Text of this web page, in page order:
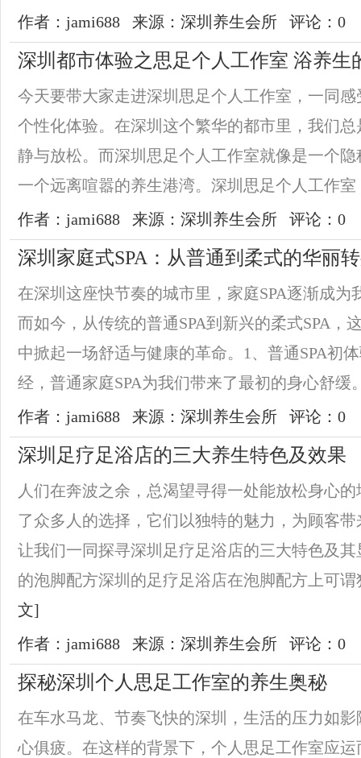
作者：jami688
来源：深圳养生会所 评论：0
深圳都市体验之思足个人工作室 浴养生
今天要带大家走进深圳思足个人工作室，一同
个性化体验。在深圳这个繁华的都市里，我们
静与放松。而深圳思足个人工作室就像是一个
一个远离喧嚣的养生港湾。深圳思足个人工作室
作者：jami688
来源：深圳养生会所 评论：0
深圳家庭式SPA：从普通到柔式的华丽
在深圳这座快节奏的城市里，家庭SPA逐渐成为
而如今，从传统的普通SPA到新兴的柔式SPA，
中掀起一场舒适与健康的革命。1、普通SPA初
经，普通家庭SPA为我们带来了最初的身心舒缓
作者：jami688
来源：深圳养生会所 评论：0
深圳足疗足浴店的三大养生特色及效果
人们在奔波之余，总渴望寻得一处能放松身心
了众多人的选择，它们以独特的魅力，为顾客
让我们一同探寻深圳足疗足浴店的三大特色
的泡脚配方深圳的足疗足浴店在泡脚配方上可
文]
作者：jami688
来源：深圳养生会所 评论：0
探秘深圳个人思足工作室的养生奥秘
在车水马龙、节奏飞快的深圳，生活的压力如
心俱疲。在这样的背景下，个人思足工作室应